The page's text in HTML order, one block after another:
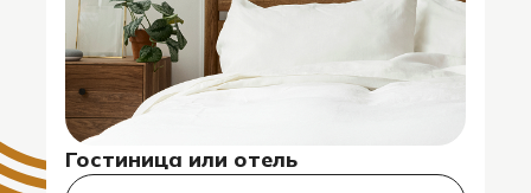
Гостиница или отель